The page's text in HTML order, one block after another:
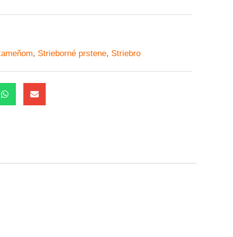
, Strieborné prstene, Striebro